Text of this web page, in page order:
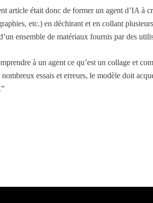
article était donc de former un agent d’IA à
etc.) en déchirant et en collant
ensemble de matériaux fournis par des
à un agent ce qu’est un collage et
essais et erreurs, le modèle doit